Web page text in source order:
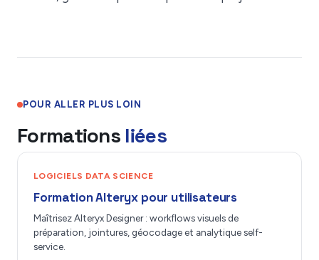
POUR ALLER PLUS LOIN
Formations liées
LOGICIELS DATA SCIENCE
Formation Alteryx pour utilisateurs
Maîtrisez Alteryx Designer : workflows visuels de
préparation, jointures, géocodage et analytique self-
service.